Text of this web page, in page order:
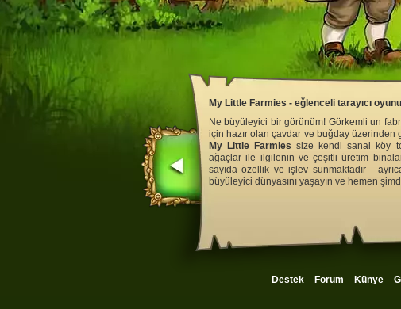
Destek Forum Künye
My Little Farmies - eğlenceli tarayıcı oyunu
Ne büyüleyici bir görünüm! Görkemli un
için hazır olan çavdar ve buğday üzerinden
My Little Farmies size kendi sanal köy
ağaçlar ile ilgilenin ve çeşitli üretim
sayıda özellik ve işlev sunmaktadır -
büyüleyici dünyasını yaşayın ve hemen